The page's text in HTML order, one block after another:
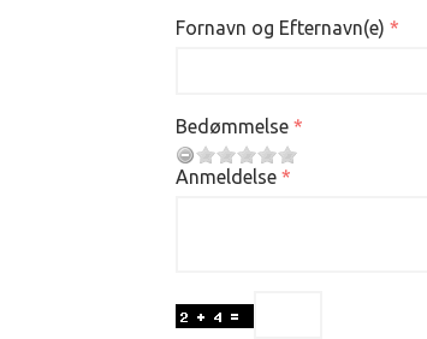
Fornavn og Efternavn(e)
Bedømmelse
Anmeldelse